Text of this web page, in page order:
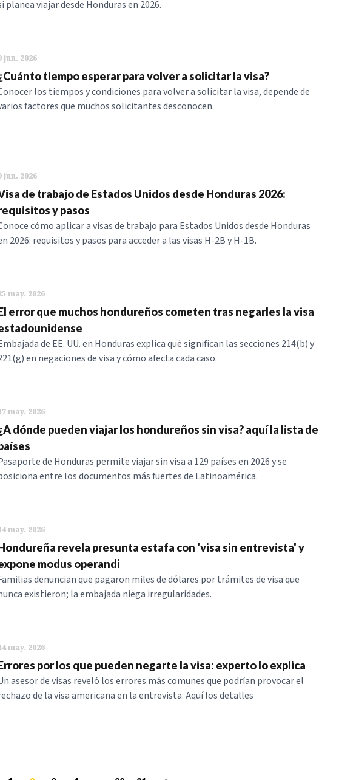
planea viajar desde Honduras en 2026.
jun. 2026
tiempo esperar para volver a solicitar la visa?
los tiempos y condiciones para volver a solicitar la visa, depende de
factores que muchos solicitantes desconocen.
jun. 2026
de trabajo de Estados Unidos desde Honduras 2026:
y pasos
cómo aplicar a visas de trabajo para Estados Unidos desde Honduras
2026: requisitos y pasos para acceder a las visas H-2B y H-1B.
may. 2026
error que muchos hondureños cometen tras negarles la visa
de EE. UU. en Honduras explica qué significan las secciones 214(b) y
en negaciones de visa y cómo afecta cada caso.
may. 2026
dónde pueden viajar los hondureños sin visa? aquí la lista de
de Honduras permite viajar sin visa a 129 países en 2026 y se
entre los documentos más fuertes de Latinoamérica.
may. 2026
revela presunta estafa con 'visa sin entrevista' y
modus operandi
denuncian que pagaron miles de dólares por trámites de visa que
existieron; la embajada niega irregularidades.
may. 2026
por los que pueden negarte la visa: experto lo explica
asesor de visas reveló los errores más comunes que podrían provocar el
de la visa americana en la entrevista. Aquí los detalles